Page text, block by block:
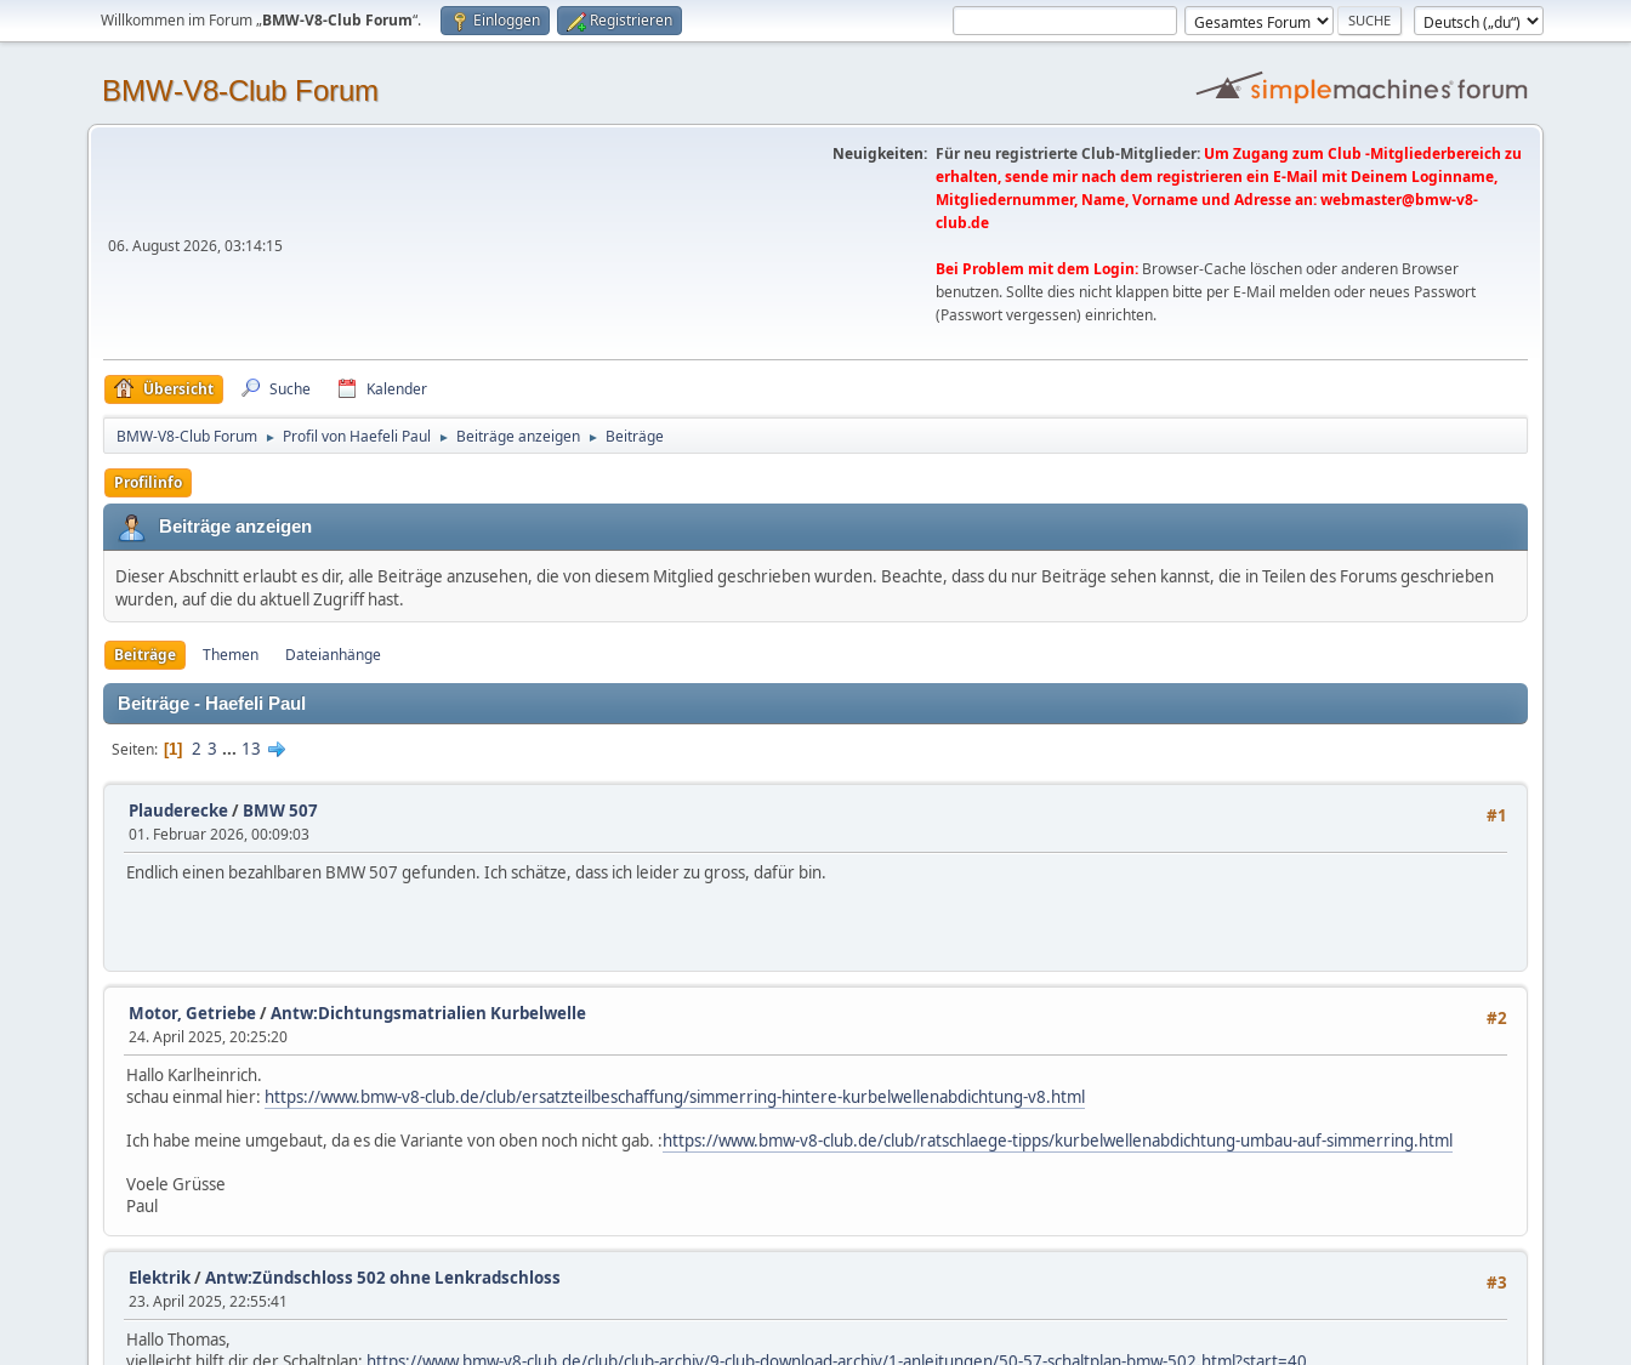
Willkommen im Forum „BMW-V8-Club Forum“. Einloggen Registrieren
BMW-V8-Club Forum
06. August 2026, 03:14:15
Neuigkeiten: Für neu registrierte Club-Mitglieder: Um Zugang zum Club -Mitgliederbereich zu
erhalten, sende mir nach dem registrieren ein E-Mail mit Deinem Loginname,
Mitgliedernummer, Name, Vorname und Adresse an:webmaster@bmw-v8-
club.de
Bei Problem mit dem Login: Browser-Cache löschen oder anderen Browser
benutzen. Sollte dies nicht klappen bitte per E-Mail melden oder neues Passwort
(Passwort vergessen) einrichten.
Übersicht Suche Kalender
BMW-V8-Club Forum ► Profil von Haefeli Paul ► Beiträge anzeigen ► Beiträge
Profilinfo
Beiträge anzeigen
Dieser Abschnitt erlaubt es dir, alle Beiträge anzusehen, die von diesem Mitglied geschrieben wurden. Beachte, dass du nur Beiträge sehen kannst, die in Teilen des Forums geschrieben
wurden, auf die du aktuell Zugriff hast.
Beiträge Themen Dateianhänge
Beiträge - Haefeli Paul
Seiten 1 2 3 ... 13
#1
Plauderecke/ BMW 507
01. Februar 2026, 00:09:03
Endlich einen bezahlbaren BMW 507 gefunden. Ich schätze, dass ich leider zu gross, dafür bin.
#2
Motor, Getriebe/Antw:Dichtungsmatrialien Kurbelwelle
24. April 2025, 20:25:20
Hallo Karlheinrich.
schau einmal hier: https://www.bmw-v8-club.de/club/ersatzteilbeschaffung/simmerring-hintere-kurbelwellenabdichtung-v8.html
Ich habe meine umgebaut, da es die Variante von oben noch nicht gab. :https://www.bmw-v8-club.de/club/ratschlaege-tipps/kurbelwellenabdichtung-umbau-auf-simmerring.html
Voele Grüsse
Paul
#3
Elektrik/Antw:Zündschloss 502 ohne Lenkradschloss
23. April 2025, 22:55:41
Hallo Thomas,